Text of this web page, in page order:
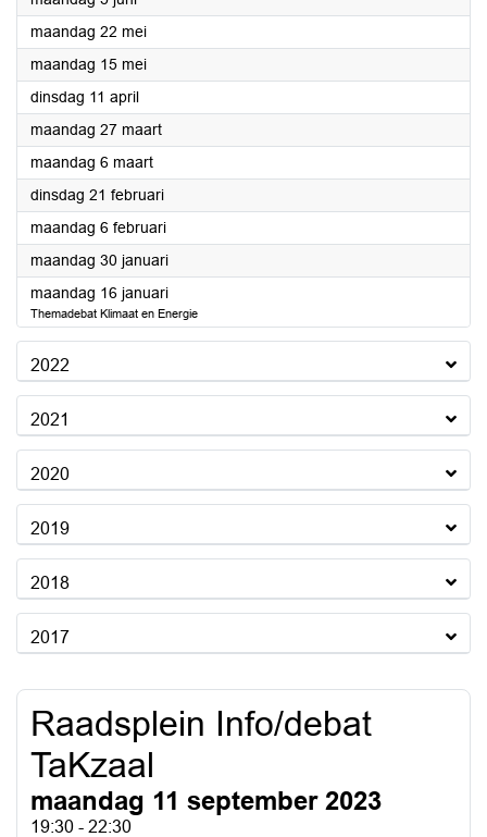
maandag 22 mei2023
maandag 15 mei2023
dinsdag 11 april2023
maandag 27 maart2023
maandag 6 maart2023
dinsdag 21 februari2023
maandag 6 februari2023
maandag 30 januari2023
maandag 16 januari2023
Themadebat Klimaat en Energie
2022
2021
2020
2019
2018
2017
Raadsplein Info/debat
TaKzaal
maandag 11 september 2023
19:30 - 22:30